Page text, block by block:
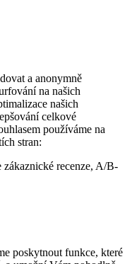
a anonymně
na našich
našich
celkové
používáme na
stran:
recenze, A/B-
poskytnout funkce, které